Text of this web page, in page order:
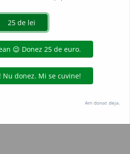
dexonline (https://dexonline.ro)
prin orice metode de extragere automată
seturilor de date oferite oficial spre utilizare
Hosterion
Am donat deja.